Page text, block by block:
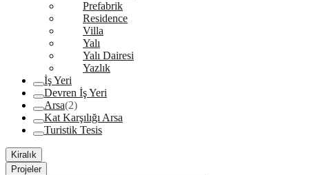
Prefabrik
Residence
Villa
Yalı
Yalı Dairesi
Yazlık
İş Yeri
Devren İş Yeri
Arsa(2)
Kat Karşılığı Arsa
Turistik Tesis
Kiralık
Projeler